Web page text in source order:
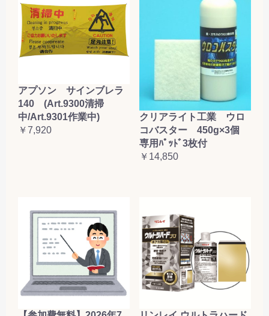
アプソン サインブレラ
140 (Art.9300清掃
中/Art.9301作業中)
￥7,920
クリアライト工業 ウロ
コバスター 450g×3個
専用ﾊﾟｯﾄﾞ3枚付
￥14,850